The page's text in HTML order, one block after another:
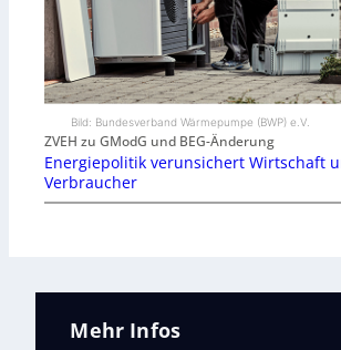
Bild: Bundesverband Wärmepumpe (BWP) e.V.
ZVEH zu GModG und BEG-Änderung
Energiepolitik verunsichert Wirtschaft
Verbraucher
Mehr Infos